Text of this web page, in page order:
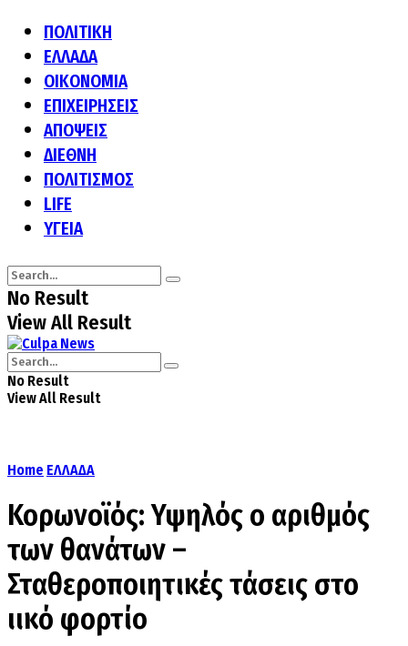
ΠΟΛΙΤΙΚΗ
ΕΛΛΑΔΑ
ΟΙΚΟΝΟΜΙΑ
ΕΠΙΧΕΙΡΗΣΕΙΣ
ΑΠΟΨΕΙΣ
ΔΙΕΘΝΗ
ΠΟΛΙΤΙΣΜΟΣ
LIFE
ΥΓΕΙΑ
No Result
View All Result
No Result
View All Result
Home ΕΛΛΑΔΑ
Κορωνοϊός: Υψηλός ο αριθμός
των θανάτων –
Σταθεροποιητικές τάσεις στο
ιικό φορτίo